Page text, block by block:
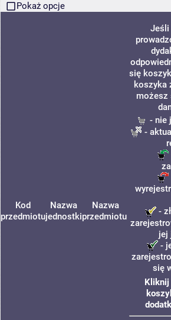
Pokaż opcje
Kod
przedmiotu
Nazwa
jednostki
Nazwa
przedmiotu
Jeśli
się
koszyka
możesz
- nie
-
-
jej
-
się
Kliknij